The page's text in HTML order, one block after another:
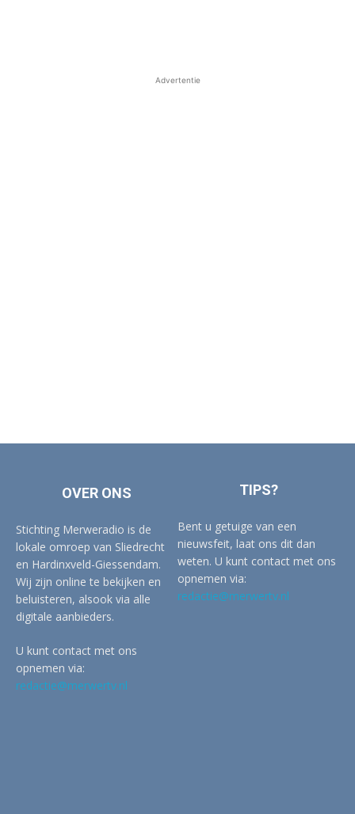
Advertentie
OVER ONS
Stichting Merweradio is de
lokale omroep van Sliedrecht
en Hardinxveld-Giessendam.
Wij zijn online te bekijken en
beluisteren, alsook via alle
digitale aanbieders.
U kunt contact met ons
opnemen via:
redactie@merwertv.nl
TIPS?
Bent u getuige van een
nieuwsfeit, laat ons dit dan
weten. U kunt contact met ons
opnemen via:
redactie@merwertv.nl